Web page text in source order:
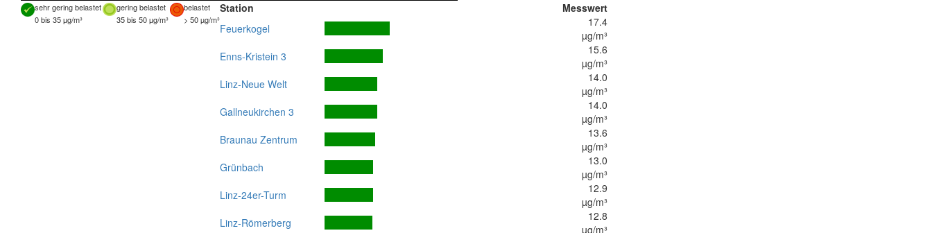
sehr gering belastet gering belastet
belastet
0 bis 35 µg/m³
35 bis 50 µg/m³ > 50 µg/m³
Station
Messwert
Feuerkogel
17.4
µg/m³
Enns-Kristein 3
15.6
µg/m³
Linz-Neue Welt
14.0
µg/m³
Gallneukirchen 3
14.0
µg/m³
Braunau Zentrum
13.6
µg/m³
Grünbach
13.0
µg/m³
Linz-24er-Turm
12.9
µg/m³
Linz-Römerberg
12.8
µg/m³